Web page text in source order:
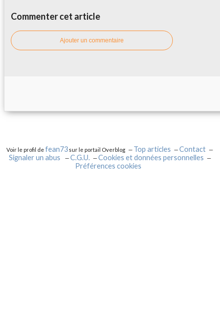
Commenter cet article
Ajouter un commentaire
Voir le profil defean73 sur le portail Overblog Top articles
Contact
Signaler un abus
C.G.U.
Cookies et données personnelles
Préférences cookies